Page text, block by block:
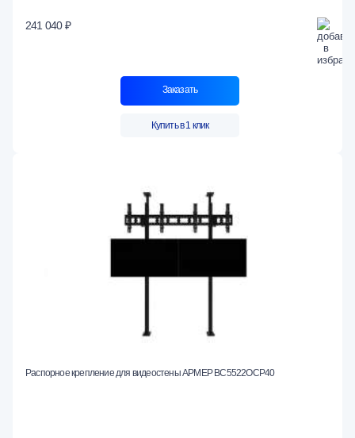
241 040 ₽
Заказать
Купить в 1 клик
Распорное крепление для видеостены АРМЕР ВС5522ОСР40